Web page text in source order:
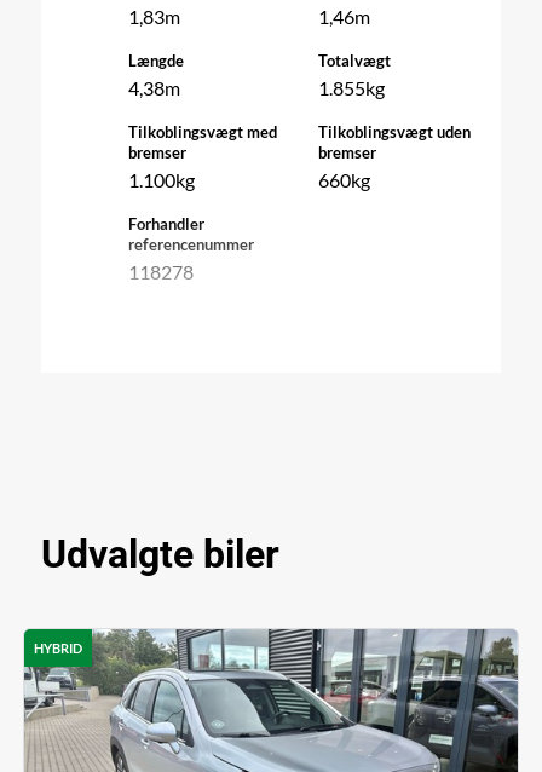
1,83m 1,46m
Længde
4,38m
Totalvægt
1.855kg
Tilkoblingsvægt med
bremser
1.100kg
Tilkoblingsvægt uden
bremser
660kg
Forhandler
referencenummer
118278
Udvalgte biler
HYBRID